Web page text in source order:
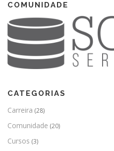
COMUNIDADE
CATEGORIAS
Carreira (28)
Comunidade (20)
Cursos (3)